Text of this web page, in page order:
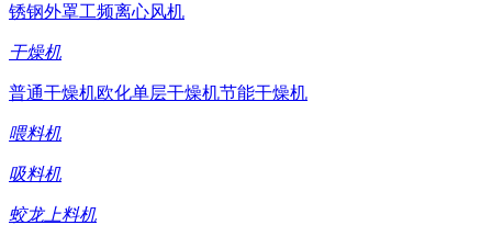
锈钢外罩工频离心风机
干燥机
普通干燥机欧化单层干燥机节能干燥机
喂料机
吸料机
蛟龙上料机